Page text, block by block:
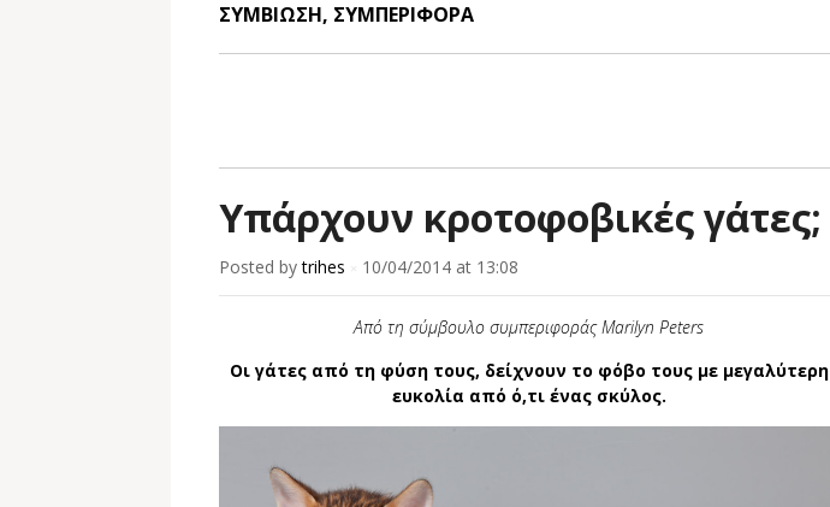
ΣΥΜΒΙΩΣΗ, ΣΥΜΠΕΡΙΦΟΡΑ
Υπάρχουν κροτοφοβικές γάτες;
Posted bytrihes 10/04/2014 at 13:08
Από τη σύμβουλο συµπεριφοράς Marilyn Peters
Οι γάτες από τη φύση τους, δείχνουν το φόβο τους με μεγαλύτερη
ευκολία από ό,τι ένας σκύλος.